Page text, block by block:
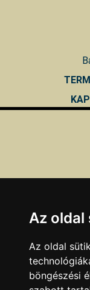
Az oldal
Az oldal
böngészési